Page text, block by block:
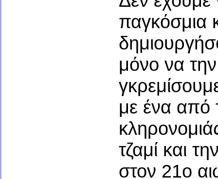
παγκόσμια
μόνο να
με ένα από
τζαμί και
στον 21ο